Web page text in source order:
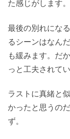
た感じがします。
最後の別れにな
るシーンはなん
も緩みます。だ
っと工夫されて
ラストに真緒と
かったと思うの
ず。